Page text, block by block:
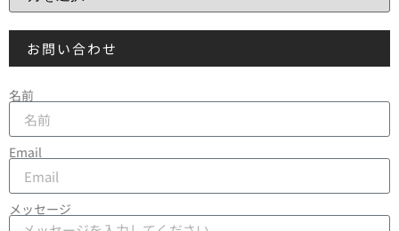
お問い合わせ
名前
Email
メッセージ